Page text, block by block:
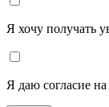
Я хочу получать
Я даю согласие на